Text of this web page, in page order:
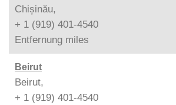
Chișinău,
+ 1 (919) 401-4540
Entfernung miles
Beirut
Beirut,
+ 1 (919) 401-4540